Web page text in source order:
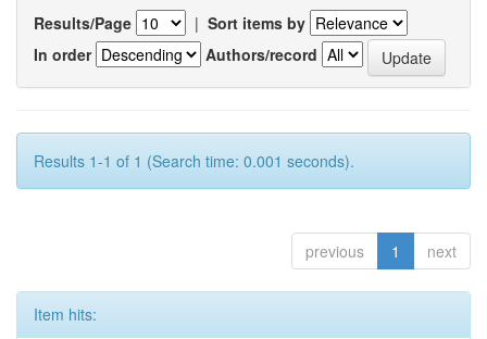
Results/Page | Sort items by
In order
Authors/record
Results 1-1 of 1 (Search time: 0.001 seconds).
previous 1 next
Item hits: